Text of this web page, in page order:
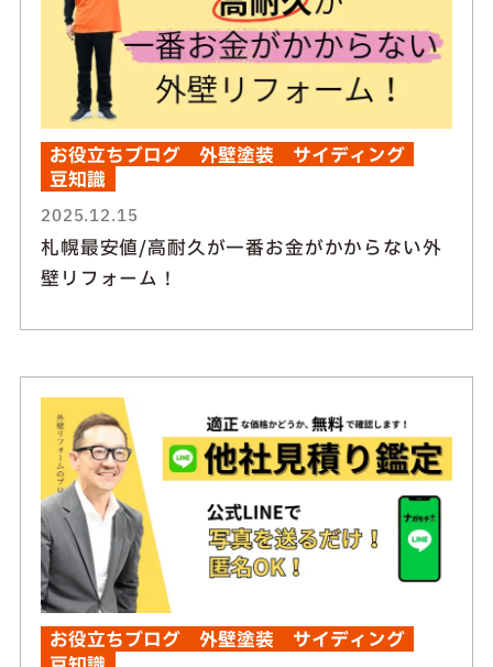
お役立ちブログ 外壁塗装
サイディング
豆知識
2025.12.15
札幌最安値/高耐久が一番お金がかからない外
壁リフォーム！
お役立ちブログ 外壁塗装
サイディング